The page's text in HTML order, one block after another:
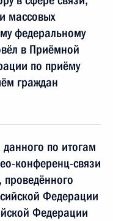
массовых
федеральному
в Приёмной
по приёму
граждан
по итогам
конференц-связи
проведённого
Федерации
Федерации